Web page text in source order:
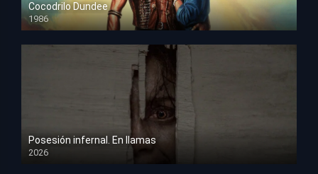
Cocodrilo Dundee
1986
HD 1080p
Posesión infernal. En llamas
2026
HD 1080p